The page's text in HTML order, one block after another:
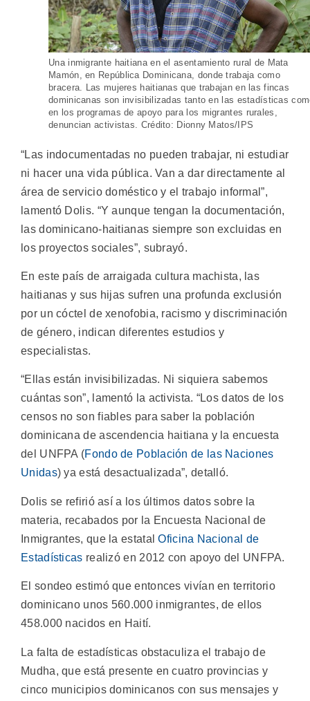
Una inmigrante haitiana en el asentamiento rural de Mata
Mamón, en República Dominicana, donde trabaja como
bracera. Las mujeres haitianas que trabajan en las fincas
dominicanas son invisibilizadas tanto en las estadísticas
en los programas de apoyo para los migrantes rurales,
denuncian activistas. Crédito: Dionny Matos/IPS
“Las indocumentadas no pueden trabajar, ni estudiar
ni hacer una vida pública. Van a dar directamente al
área de servicio doméstico y el trabajo informal”,
lamentó Dolis. “Y aunque tengan la documentación,
las dominicano-haitianas siempre son excluidas en
los proyectos sociales”, subrayó.
En este país de arraigada cultura machista, las
haitianas y sus hijas sufren una profunda exclusión
por un cóctel de xenofobia, racismo y discriminación
de género, indican diferentes estudios y
especialistas.
“Ellas están invisibilizadas. Ni siquiera sabemos
cuántas son”, lamentó la activista. “Los datos de los
censos no son fiables para saber la población
dominicana de ascendencia haitiana y la encuesta
del UNFPA (Fondo de Población de las Naciones
Unidas) ya está desactualizada”, detalló.
Dolis se refirió así a los últimos datos sobre la
materia, recabados por la Encuesta Nacional de
Inmigrantes, que la estatalOficina Nacional de
Estadísticas realizó en 2012 con apoyo del UNFPA.
El sondeo estimó que entonces vivían en territorio
dominicano unos 560.000 inmigrantes, de ellos
458.000 nacidos en Haití.
La falta de estadísticas obstaculiza el trabajo de
Mudha, que está presente en cuatro provincias y
cinco municipios dominicanos con sus mensajes y